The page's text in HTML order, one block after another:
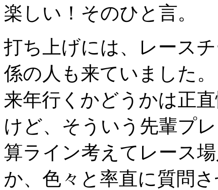
楽しい！そのひと言。
打ち上げには、レース
係の人も来ていました。
来年行くかどうかは正
けど、そういう先輩プ
算ライン考えてレース
か、色々と率直に質問